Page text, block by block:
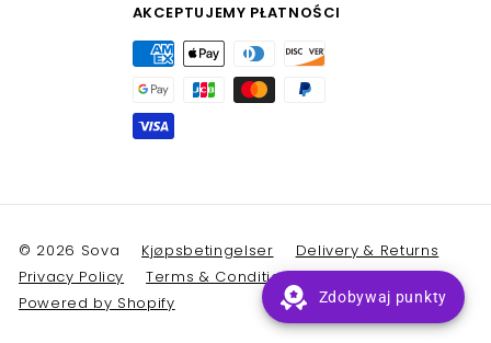
AKCEPTUJEMY PŁATNOŚCI
© 2026 Sova Kjøpsbetingelser
Delivery & Returns
Privacy Policy
Terms & Conditions
Powered by Shopify
Zdobywaj punkty